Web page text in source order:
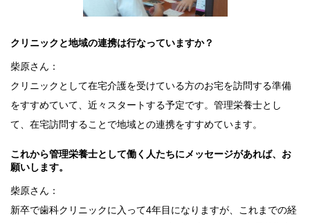
クリニックと地域の連携は行なっていますか？
柴原さん：
クリニックとして在宅介護を受けている方のお宅を訪問する準備
をすすめていて、近々スタートする予定です。管理栄養士とし
て、在宅訪問することで地域との連携をすすめています。
これから管理栄養士として働く人たちにメッセージがあれば、お
願いします。
柴原さん：
新卒で歯科クリニックに入って4年目になりますが、これまでの経